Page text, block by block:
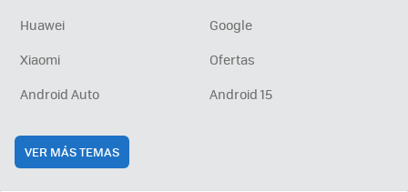
Huawei
Google
Xiaomi
Ofertas
Android Auto
Android 15
VER MÁS TEMAS